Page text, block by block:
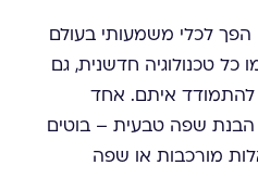
לכלי משמעותי בעולם
כל טכנולוגיה חדשנית, גם
להתמודד איתם. אחד
הבנת שפה טבעית – בוטים
מורכבות או שפה